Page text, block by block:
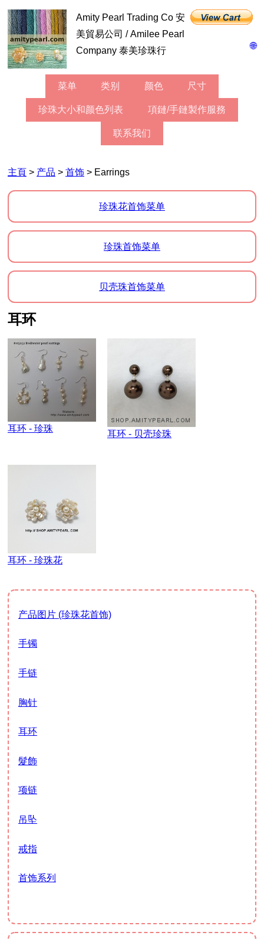
🌐
Amity Pearl Trading Co 安
美貿易公司 / Amilee Pearl
Company 泰美珍珠行
菜单 类别 颜色 尺寸
珍珠大小和颜色列表 項鏈/手鏈製作服務
联系我们
主頁 > 产品 > 首饰 > Earrings
珍珠花首饰菜单
珍珠首饰菜单
贝壳珠首饰菜单
耳环
耳环 - 珍珠
耳环 - 贝壳珍珠
耳环 - 珍珠花
产品图片 (珍珠花首饰)
手镯
手链
胸针
耳环
髮飾
项链
吊坠
戒指
首饰系列